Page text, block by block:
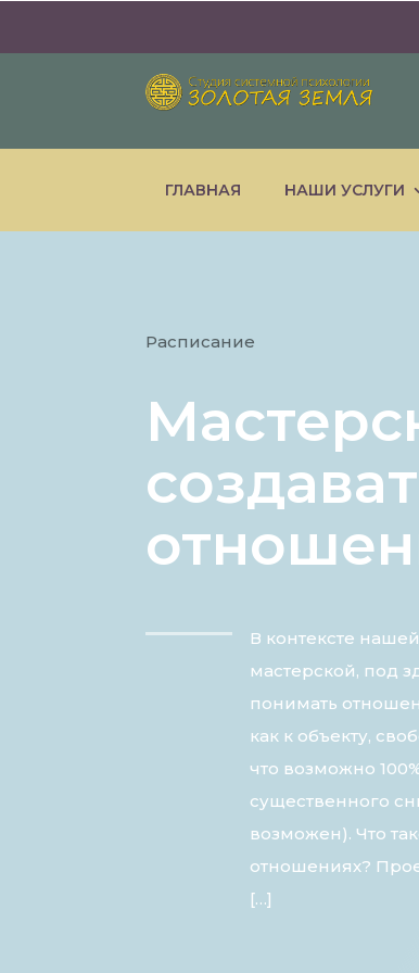
ГЛАВНАЯ НАШИ УСЛУГИ
Расписание
В контексте
мастерской, под
понимать
как к объекту,
что возможно
существенного
возможен). Что
отношениях?
[…]